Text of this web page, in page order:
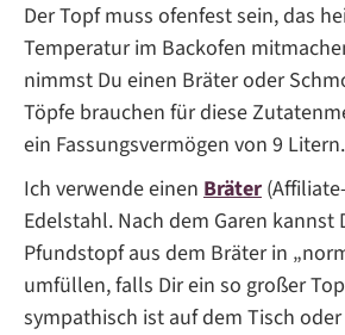
Der Topf muss ofenfest sein, das
Temperatur im Backofen
nimmst Du einen Bräter oder
Töpfe brauchen für diese
ein Fassungsvermögen von 9 Litern.
Ich verwende einen Bräter
Edelstahl. Nach dem Garen kannst
Pfundstopf aus dem Bräter in
umfüllen, falls Dir ein so großer
sympathisch ist auf dem Tisch